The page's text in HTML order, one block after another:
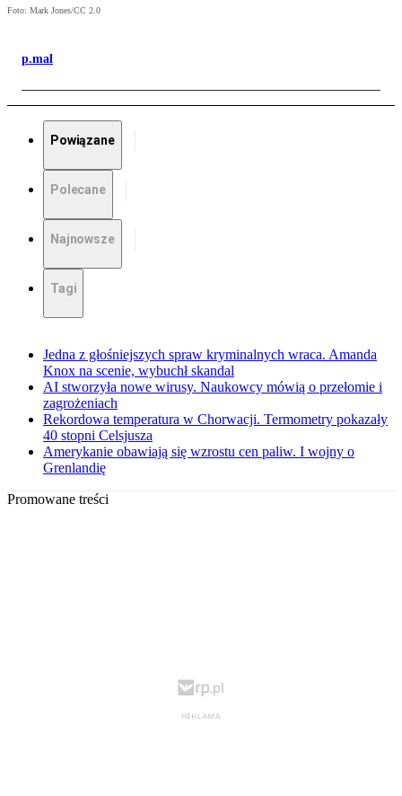
Foto: Mark Jones/CC 2.0
p.mal
Powiązane
Polecane
Najnowsze
Tagi
Jedna z głośniejszych spraw kryminalnych wraca. Amanda
Knox na scenie, wybuchł skandal
AI stworzyła nowe wirusy. Naukowcy mówią o przełomie i
zagrożeniach
Rekordowa temperatura w Chorwacji. Termometry pokazały
40 stopni Celsjusza
Amerykanie obawiają się wzrostu cen paliw. I wojny o
Grenlandię
Promowane treści